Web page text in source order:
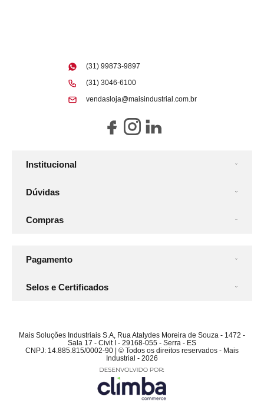
Institucional
Dúvidas
Compras
(31) 99873-9897
(31) 3046-6100
vendasloja@maisindustrial.com.br
Pagamento
Selos e Certificados
Mais Soluções Industriais S.A, Rua Atalydes Moreira de Souza - 1472 -
Sala 17 - Civit I - 29168-055 - Serra - ES
CNPJ: 14.885.815/0002-90 | © Todos os direitos reservados - Mais
Industrial - 2026